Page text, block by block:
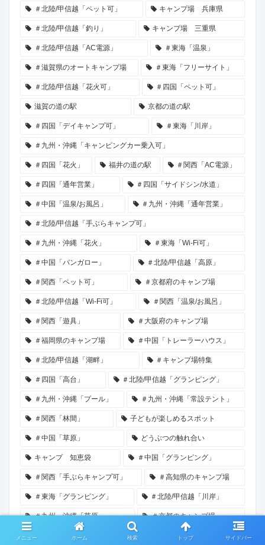
＃北陸/甲信越「ペット可」 キャンプ場 兵庫県
＃北陸/甲信越「釣り」 キャンプ場 三重県
＃北陸/甲信越「AC電源」 ＃東海「温泉」
＃滋賀県のオートキャンプ場 ＃東海「フリーサイト」
＃北陸/甲信越「花火可」 ＃四国「ペット可」
滋賀の道の駅 京都の道の駅
＃四国「デイキャンプ可」 ＃東海「川岸」
＃九州・沖縄「キャンピングカー乗入可」
＃四国「花火」 福井の道の駅 ＃関西「AC電源」
＃四国「通年営業」 ＃四国「サイドシン/水道」
＃中国「温泉/お風呂」 ＃九州・沖縄「通年営業」
＃北陸/甲信越「手ぶらキャンプ可」
＃九州・沖縄「花火」 ＃東海「Wi-Fi可」
＃中国「バンガロー」 ＃北陸/甲信越「高原」
＃関西「ペット可」 ＃京都府のキャンプ場
＃北陸/甲信越「Wi-Fi可」 ＃関西「温泉/お風呂」
＃関西「遊具」 ＃大阪府のキャンプ場
＃福岡県のキャンプ場 ＃中国「トレーラーハウス」
＃北陸/甲信越「湖畔」 ＃キャンプ場特集
＃四国「高台」 ＃北陸/甲信越「グランピング」
＃九州・沖縄「プール」 ＃九州・沖縄「常設テント」
＃関西「林間」 子どもが楽しめるスポット
＃中国「草原」 どうぶつの触れ合い
キャンプ 知恵袋 ＃中国「グランピング」
＃関西「手ぶらキャンプ可」 ＃高知県のキャンプ場
＃東海「グランピング」 ＃北陸/甲信越「川岸」
＃九州・沖縄「草原」 ＃京都のキャンプ場
＃九州・沖縄「川遊び」 バーベキューができる道の駅
メニュー ホーム 検索 トップ サイドバー